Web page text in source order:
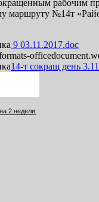
рабочим
маршруту №14т
9 03.11.2017.doc
14-т сокращ день